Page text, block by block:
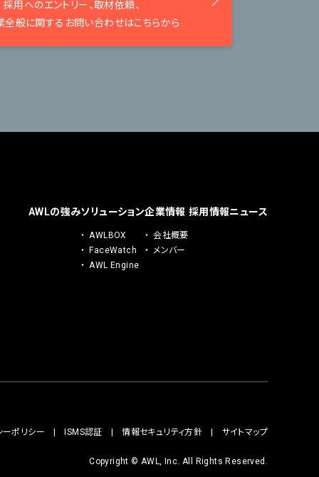
採用へのエントリー、取材依頼、
全般に関するお問い合わせはこちらから
AWLの強みソリューション
AWLBOX
FaceWatch
AWL Engine
企業情報
会社概要
メンバー
採用情報ニュース
ーポリシー ISMS認証 情報セキュリティ方針 サイトマップ
Copyright © AWL, Inc. All Rights Reserved.